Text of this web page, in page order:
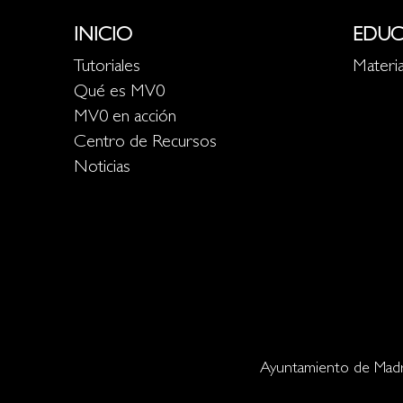
INICIO
Tutoriales
Qué es MV0
MV0 en acción
Centro de Recursos
Noticias
Ayuntamiento de